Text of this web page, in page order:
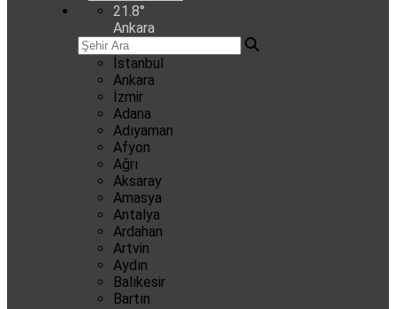
21.8°
Ankara
İstanbul
Ankara
İzmir
Adana
Adıyaman
Afyon
Ağrı
Aksaray
Amasya
Antalya
Ardahan
Artvin
Aydın
Balıkesir
Bartın